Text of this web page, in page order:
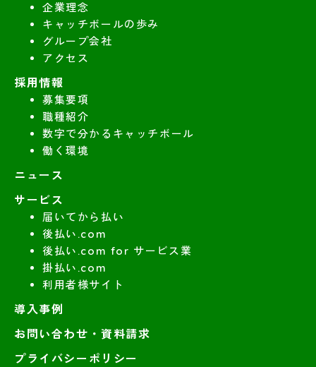
企業理念
キャッチボールの歩み
グループ会社
アクセス
採用情報
募集要項
職種紹介
数字で分かるキャッチボール
働く環境
ニュース
サービス
届いてから払い
後払い.com
後払い.com for サービス業
掛払い.com
利用者様サイト
導入事例
お問い合わせ・資料請求
プライバシーポリシー